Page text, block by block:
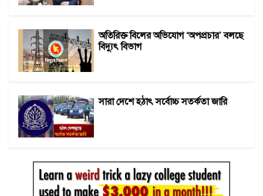
অতিরিক্ত বিলের অভিযোগ ‘অপপ্রচার’ বলছে
বিদ্যুৎ বিভাগ
সারা দেশে হঠাৎ সর্বোচ্চ সতর্কতা জা‌রি